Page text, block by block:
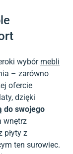
wybór mebli
– zarówno
ofercie
dzięki
do swojego
wnętrz
płyty z
ten surowiec.